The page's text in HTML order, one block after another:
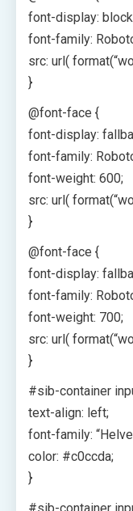
font-display:
font-family:
src: url(
}
@font-face {
font-display:
font-family:
font-weight: 600;
src: url(
}
@font-face {
font-display:
font-family:
font-weight: 700;
src: url(
}
#sib-container
text-align: left;
font-family:
color: #c0ccda;
}